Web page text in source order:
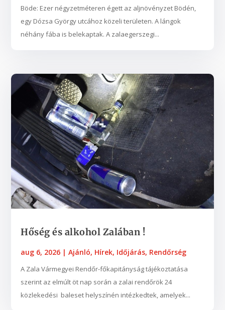
Böde: Ezer négyzetméteren égett az aljnövényzet Bödén,
egy Dózsa György utcához közeli területen. A lángok
néhány fába is belekaptak. A zalaegerszegi...
Hőség és alkohol Zalában !
aug 6, 2026 |Ajánló, Hírek, Időjárás, Rendőrség
A Zala Vármegyei Rendőr-főkapitányság tájékoztatása
szerint az elmúlt öt nap során a zalai rendőrök 24
közlekedési baleset helyszínén intézkedtek, amelyek...